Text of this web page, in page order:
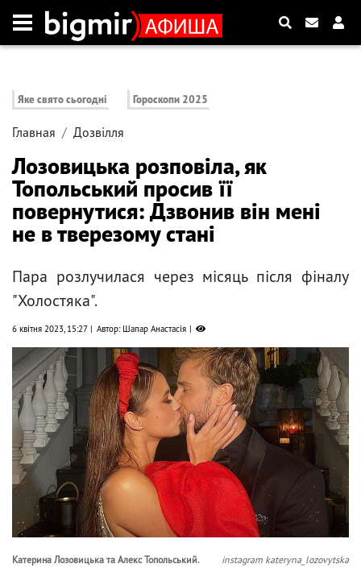
Яке свято сьогодні Гороскопи 2025
Главная Дозвілля
Лозовицька розповіла, як
Топольський просив її
повернутися: Дзвонив він мені
не в тверезому стані
Пара розлучилася через місяць після фіналу
"Холостяка".
6 квітня 2023, 15:27 Автор: Шапар Анастасія
Катерина Лозовицька та Алекс Топольський. instagram kateryna_lozovytska